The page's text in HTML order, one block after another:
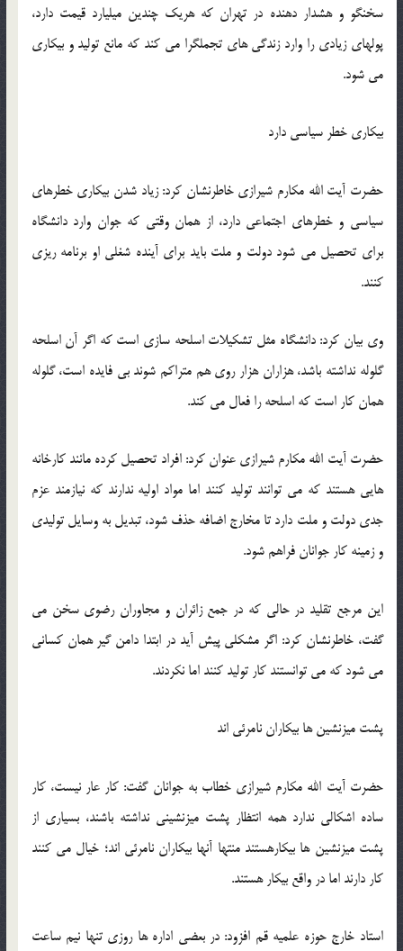
سخنگو و هشدار دهنده در تهران که هریک چندین میلیارد قیمت دارد،
پولهای زیادی را وارد زندگی های تجملگرا می کند که مانع تولید و بیکاری
می شود.
بیکاری خطر سیاسی دارد
حضرت آیت الله مکارم شیرازی خاطرنشان کرد: زیاد شدن بیکاری خطرهای
سیاسی و خطرهای اجتماعی دارد، از همان وقتی که جوان وارد دانشگاه
برای تحصیل می شود دولت و ملت باید برای آینده شغلی او برنامه ریزی
کنند.
وی بیان کرد: دانشگاه مثل تشکیلات اسلحه سازی است که اگر آن اسلحه
گلوله نداشته باشد، هزاران هزار روی هم متراکم شوند بی فایده است، گلوله
همان کار است که اسلحه را فعال می کند.
حضرت آیت الله مکارم شیرازی عنوان کرد: افراد تحصیل کرده مانند کارخانه
هایی هستند که می توانند تولید کنند اما مواد اولیه ندارند که نیازمند عزم
جدی دولت و ملت دارد تا مخارج اضافه حذف شود، تبدیل به وسایل تولیدی
و زمینه کار جوانان فراهم شود.
این مرجع تقلید در حالی که در جمع زائران و مجاوران رضوی سخن می
گفت، خاطرنشان کرد: اگر مشکلی پیش آید در ابتدا دامن گیر همان کسانی
می شود که می توانستند کار تولید کنند اما نکردند.
پشت میزنشین ها بیکاران نامرئی اند
حضرت آیت الله مکارم شیرازی خطاب به جوانان گفت: کار عار نیست، کار
ساده اشکالی ندارد همه انتظار پشت میزنشینی نداشته باشند، بسیاری از
پشت میزنشین ها بیکارهستند منتها آنها بیکاران نامرئی اند؛ خیال می کنند
کار دارند اما در واقع بیکار هستند.
استاد خارج حوزه علمیه قم افزود: در بعضی اداره ها روزی تنها نیم ساعت